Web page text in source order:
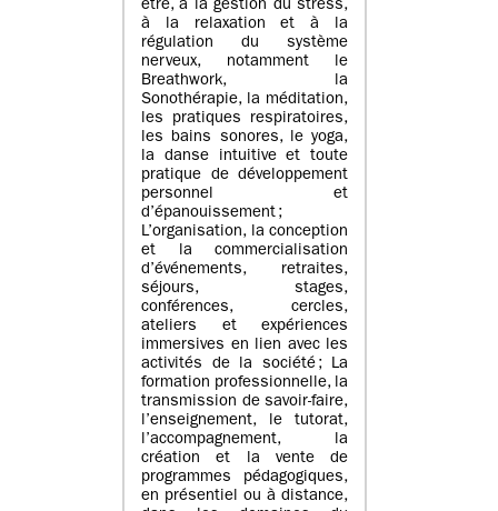
être, à la gestion du stress,
à la relaxation et à la
régulation du système
nerveux, notamment le
Breathwork, la
Sonothérapie, la méditation,
les pratiques respiratoires,
les bains sonores, le yoga,
la danse intuitive et toute
pratique de développement
personnel et
d’épanouissement ;
L’organisation, la conception
et la commercialisation
d’événements, retraites,
séjours, stages,
conférences, cercles,
ateliers et expériences
immersives en lien avec les
activités de la société ; La
formation professionnelle, la
transmission de savoir-faire,
l’enseignement, le tutorat,
l’accompagnement, la
création et la vente de
programmes pédagogiques,
en présentiel ou à distance,